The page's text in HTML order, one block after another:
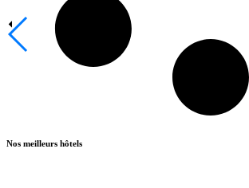
Nos meilleurs hôtels